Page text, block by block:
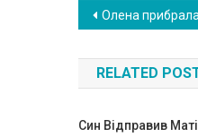
по
записям
Олена прибралася біля моrил і сіла на лавку. Несподівано
RELATED
Син Відправив